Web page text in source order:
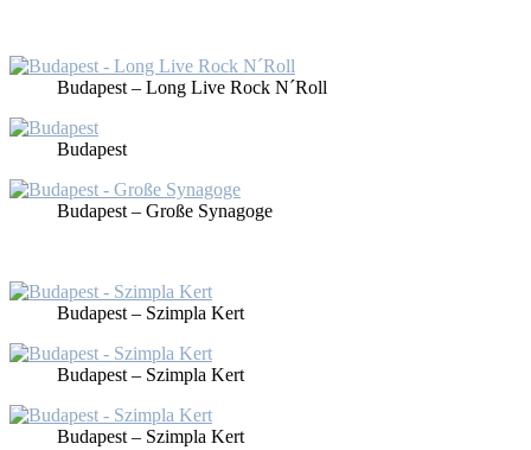
Bu­da­pest – Long Live Rock N´Roll
Bu­da­pest
Bu­da­pest – Gro­ße Syn­ago­ge
Bu­da­pest – Sz­im­pla Kert
Bu­da­pest – Sz­im­pla Kert
Bu­da­pest – Sz­im­pla Kert